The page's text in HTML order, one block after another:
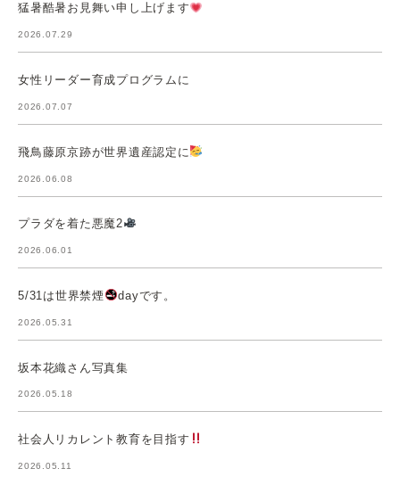
猛暑酷暑お見舞い申し上げます
2026.07.29
女性リーダー育成プログラムに
2026.07.07
飛鳥藤原京跡が世界遺産認定に
2026.06.08
プラダを着た悪魔2
2026.06.01
5/31は世界禁煙 dayです。
2026.05.31
坂本花織さん写真集
2026.05.18
社会人リカレント教育を目指す
2026.05.11